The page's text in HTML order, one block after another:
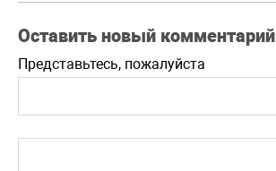
Оставить новый комментарий
Представьтесь, пожалуйста